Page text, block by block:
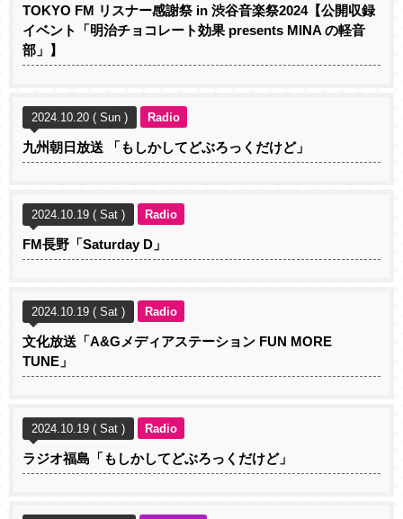
TOKYO FM リスナー感謝祭 in 渋谷音楽祭2024【公開収録
イベント「明治チョコレート効果 presents MINA の軽音
部」】
2024.10.20 ( Sun ) Radio
九州朝日放送 「もしかしてどぶろっくだけど」
2024.10.19 ( Sat ) Radio
FM長野「Saturday D」
2024.10.19 ( Sat ) Radio
文化放送「A&Gメディアステーション FUN MORE
TUNE」
2024.10.19 ( Sat ) Radio
ラジオ福島「もしかしてどぶろっくだけど」